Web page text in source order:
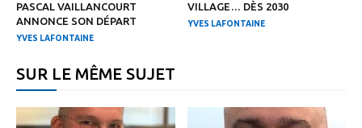
PASCAL VAILLANCOURT
ANNONCE SON DÉPART
YVES LAFONTAINE
VILLAGE… DÈS 2030
YVES LAFONTAINE
SUR LE MÊME SUJET